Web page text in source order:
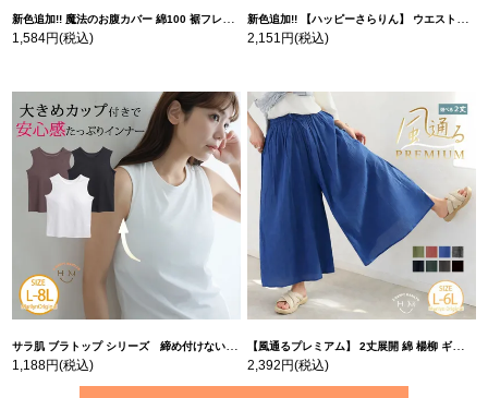
新色追加!! 魔法のお腹カバー 綿100 裾フレア Tシャツ | 大きいサイズの通販ならハッピーマリリン
1,584円(税込)
新色追加!! 【ハッピーさらりん】 ウエストタック入り スッキリ魅せ コクーントップス | 大きいサイズの通販ならハッピーマリリン
2,151円(税込)
サラ肌 ブラトップ シリーズ 締め付けない リブ タンクトップ | 大きいサイズの通販ならハッピーマリリン
1,188円(税込)
【風通るプレミアム】 2丈展開 綿 楊柳 ギャザー フレア スカンツ 【ウェストゴム】 | 大きいサイズの通販ならハッピーマリリン
2,392円(税込)